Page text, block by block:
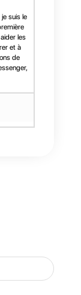
de
nous
essayer
en
plus de